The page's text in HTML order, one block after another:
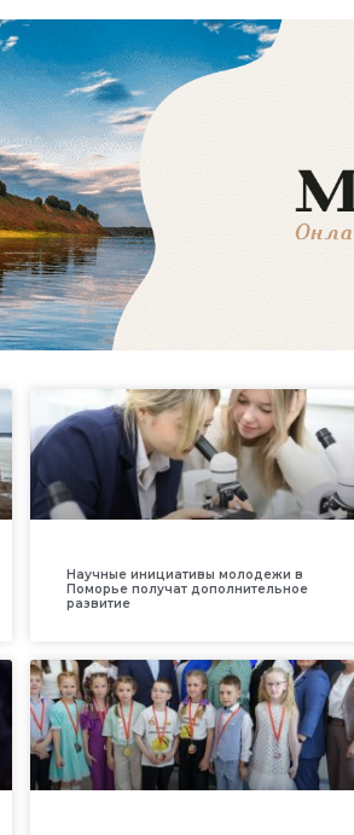
Научные инициативы молодежи в
Поморье получат дополнительное
развитие